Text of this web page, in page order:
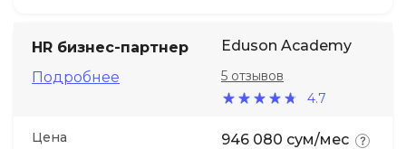
HR бизнес-партнер
Подробнее
Eduson Academy
4.7
5 отзывов
Цена 946 080 сум/мес